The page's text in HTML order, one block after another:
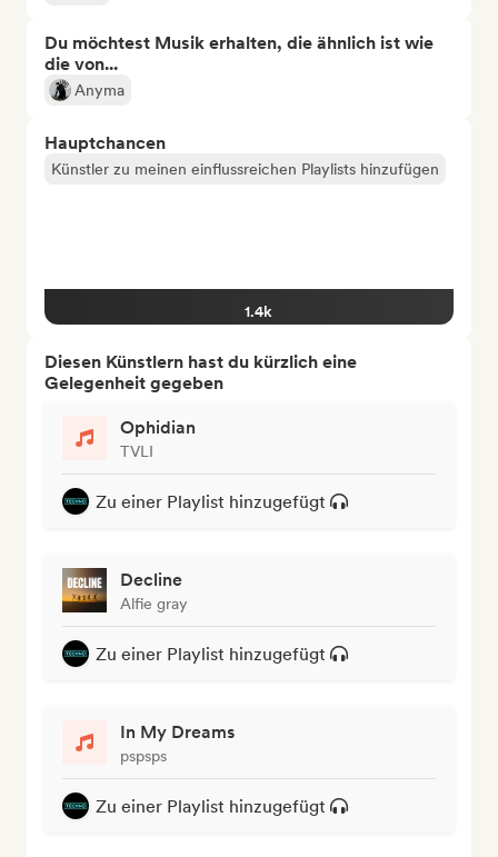
Du möchtest Musik erhalten, die ähnlich ist wie
die von...
Anyma
Hauptchancen
Künstler zu meinen einflussreichen Playlists hinzufügen
1.4k
Diesen Künstlern hast du kürzlich eine
Gelegenheit gegeben
Ophidian
TVLI
Zu einer Playlist hinzugefügt
Decline
Alfie gray
Zu einer Playlist hinzugefügt
In My Dreams
pspsps
Zu einer Playlist hinzugefügt